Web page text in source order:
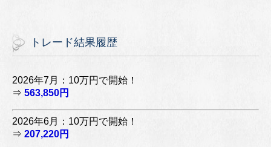
トレード結果履歴
2026年7月：10万円で開始！
⇒ 563,850円
2026年6月：10万円で開始！
⇒ 207,220円